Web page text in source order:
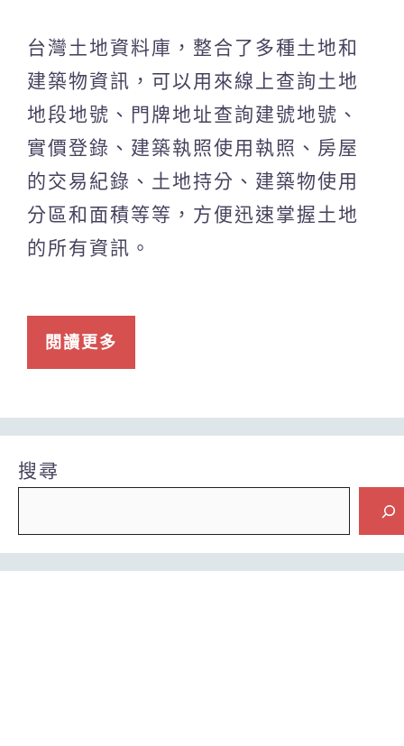
台灣土地資料庫，整合了多種土地和
建築物資訊，可以用來線上查詢土地
地段地號、門牌地址查詢建號地號、
實價登錄、建築執照使用執照、房屋
的交易紀錄、土地持分、建築物使用
分區和面積等等，方便迅速掌握土地
的所有資訊。
閱讀更多
搜尋